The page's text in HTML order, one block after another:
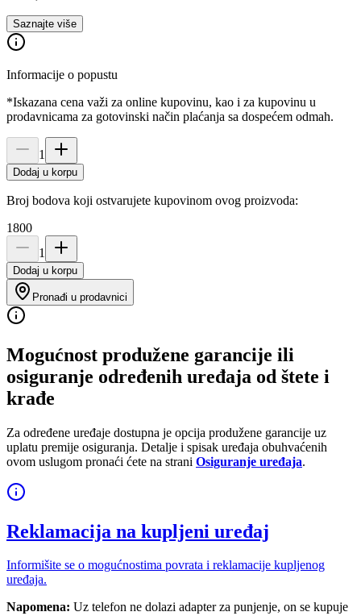
Saznajte više
Informacije o popustu
*Iskazana cena važi za online kupovinu, kao i za kupovinu u
prodavnicama za gotovinski način plaćanja sa dospećem odmah.
1
Dodaj u korpu
Broj bodova koji ostvarujete kupovinom ovog proizvoda:
1800
1
Dodaj u korpu
Pronađi u prodavnici
Mogućnost produžene garancije ili
osiguranje određenih uređaja od štete i
krađe
Za određene uređaje dostupna je opcija produžene garancije uz
uplatu premije osiguranja. Detalje i spisak uređaja obuhvaćenih
ovom uslugom pronaći ćete na strani Osiguranje uređaja.
Reklamacija na kupljeni uređaj
Informišite se o mogućnostima povrata i reklamacije kupljenog
uređaja.
Napomena: Uz telefon ne dolazi adapter za punjenje, on se kupuje